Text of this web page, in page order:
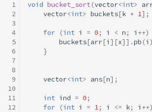
1
2
3
4
5
6
7
8
9
10
11
12
void bucket_sort(vector<int>
vector<int> buckets[k + 1];
for (int i = 0 ; i < n ; i ++)
buckets[arr[i ][x]].pb (i
}
vector<int> ans[n];
int ind = 0 ;
for
(int i = 1; i <= k; i ++)